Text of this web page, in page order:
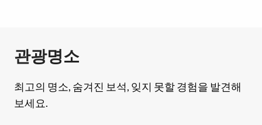
관광명소
최고의 명소, 숨겨진 보석, 잊지 못할 경험을 발견해
보세요.